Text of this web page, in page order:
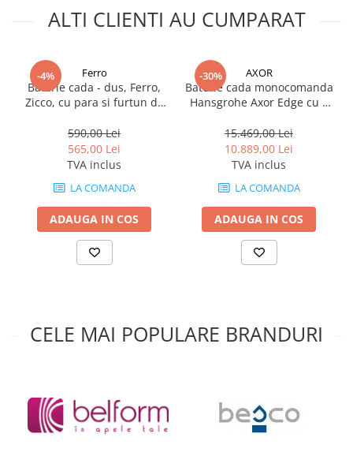
Cadite semirotunde
Paravan de dus
Rigole si canale de scurgere dus
Usi si pereti
Usi batante
Usi culisante
Sisteme de dus
Coloane de dus
Sisteme de dus incastrate
Brate si palarii dus
Accesorii dus
Accesorii toaleta
Fotografia are un caracter informativ și poate conține accesorii
conține erori de operare.
ALTI CLIENTI AU CUMPARAT
-4% Ferro
Baterie cada - dus, Ferro,
Zicco, cu para si furtun de
590,00 Lei
565,00 Lei
TVA inclus
LA COMANDA
ADAUGA IN COS
-30% AXOR
Baterie cada monocomanda
Hansgrohe Axor Edge cu 3
15.469,00 Lei
10.889,00 Lei
TVA inclus
LA COMANDA
ADAUGA IN COS
CELE MAI POPULARE BRANDURI